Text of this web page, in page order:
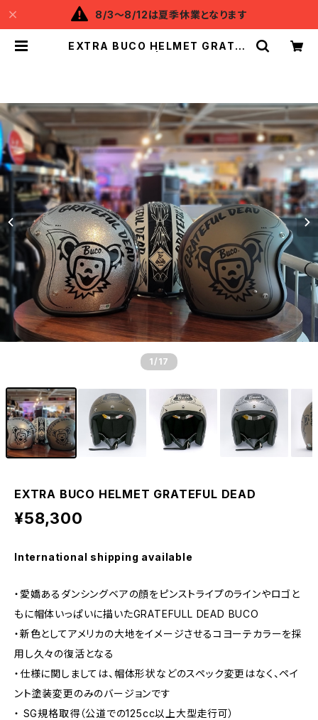
8/3～8/12は夏季休業となります
EXTRA BUCO HELMET GRATEF
1 /17
EXTRA BUCO HELMET GRATEFUL DEAD
¥58,300
International shipping available
・愛嬌あるダンシングベアの顔をピンストライプのラインやロゴと
もに帽体いっぱいに描いたGRATEFULL DEAD BUCO
・新色としてアメリカの大地をイメージさせるコヨーテカラーを採
用し久々の復活となる
・仕様に関しましては、帽体形状などのスペック変更はなく、ペイ
ント塗装変更のみのバージョンです
・ SG規格取得（公道での125cc以上大型走行可）